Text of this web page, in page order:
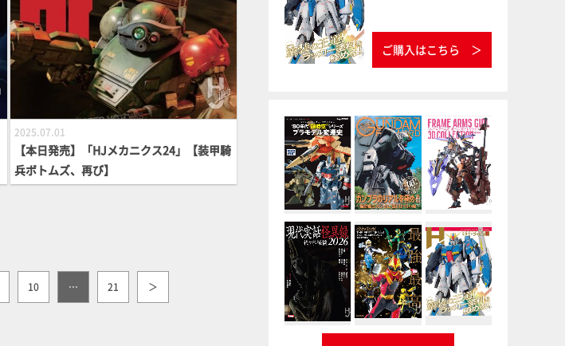
2025.07.01
【本日発売】「HJメカニクス24」【装甲騎
兵ボトムズ、再び】
10 … 21 ＞
ご購入はこちら